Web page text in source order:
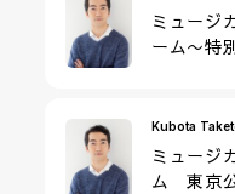
ミュージ
ーム〜特
Kubota
ミュージ
ム 東京